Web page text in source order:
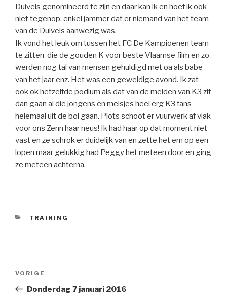
Duivels genomineerd te zijn en daar kan ik en hoef ik ook
niet tegenop, enkel jammer dat er niemand van het team
van de Duivels aanwezig was.
Ik vond het leuk om tussen het FC De Kampioenen team
te zitten die de gouden K voor beste Vlaamse film en zo
werden nog tal van mensen gehuldigd met oa als babe
van het jaar enz. Het was een geweldige avond. Ik zat
ook ok hetzelfde podium als dat van de meiden van K3 zit
dan gaan al die jongens en meisjes heel erg K3 fans
helemaal uit de bol gaan. Plots schoot er vuurwerk af vlak
voor ons Zenn haar neus! Ik had haar op dat moment niet
vast en ze schrok er duidelijk van en zette het em op een
lopen maar gelukkig had Peggy het meteen door en ging
ze meteen achterna.
CATEGORIEËN
TRAINING
Vorig
bericht
VORIGE
Donderdag 7 januari 2016